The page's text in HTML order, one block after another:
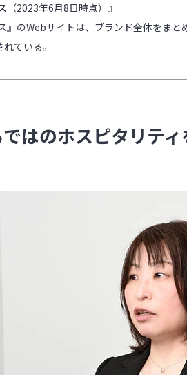
（2023年6月8日時点）』
』のWebサイトは、ブランド全体をま
ている。
はのホスピタリテ